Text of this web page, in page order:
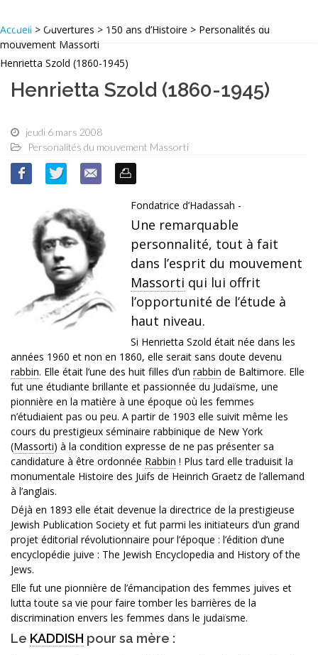
Accueil > Ouvertures > 150 ans d’Histoire > Personalités du
mouvement Massorti
Henrietta Szold (1860-1945)
Henrietta Szold (1860-1945)
jeudi 6 mars 2008
Personalités du mouvement Massorti
Fondatrice d’Hadassah -
Une remarquable
personnalité, tout à fait
dans l’esprit du mouvement
Massorti qui lui offrit
l’opportunité de l’étude à
haut niveau.
Si Henrietta Szold était née dans les
années 1960 et non en 1860, elle serait sans doute devenu
rabbin. Elle était l’une des huit filles d’un rabbin de Baltimore. Elle
fut une étudiante brillante et passionnée du Judaïsme, une
pionnière en la matière à une époque où les femmes
n’étudiaient pas ou peu. A partir de 1903 elle suivit même les
cours du prestigieux séminaire rabbinique de New York
(Massorti) à la condition expresse de ne pas présenter sa
candidature à être ordonnée Rabbin ! Plus tard elle traduisit la
monumentale Histoire des Juifs de Heinrich Graetz de l’allemand
à l’anglais.
Déjà en 1893 elle était devenue la directrice de la prestigieuse
Jewish Publication Society et fut parmi les initiateurs d’un grand
projet éditorial révolutionnaire pour l’époque : l’édition d’une
encyclopédie juive : The Jewish Encyclopedia and History of the
Jews.
Elle fut une pionnière de l’émancipation des femmes juives et
lutta toute sa vie pour faire tomber les barrières de la
discrimination envers les femmes dans le judaïsme.
Le KADDISH pour sa mère :